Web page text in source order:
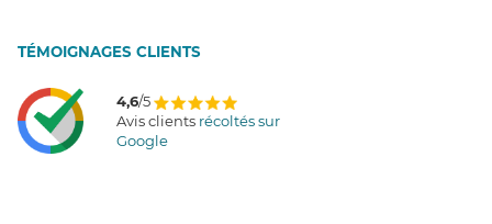
TÉMOIGNAGES CLIENTS
4,6/5
Avis clients récoltés sur
Google